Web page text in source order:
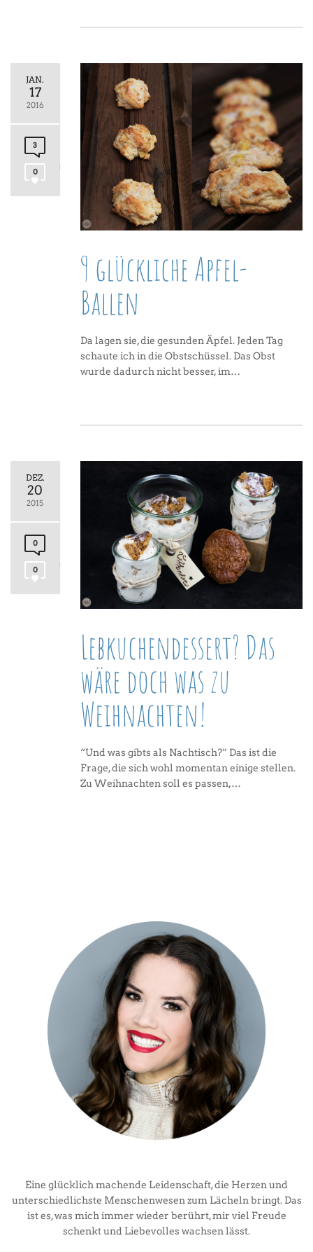
JAN.
17
2016
3
0
9 glückliche Apfel-
Ballen
Da lagen sie, die gesunden Äpfel. Jeden Tag
schaute ich in die Obstschüssel. Das Obst
wurde dadurch nicht besser, im…
DEZ.
20
2015
0
0
Lebkuchendessert? Das
wäre doch was zu
Weihnachten!
“Und was gibts als Nachtisch?” Das ist die
Frage, die sich wohl momentan einige stellen.
Zu Weihnachten soll es passen,…
Eine glücklich machende Leidenschaft, die Herzen und
unterschiedlichste Menschenwesen zum Lächeln bringt. Das
ist es, was mich immer wieder berührt, mir viel Freude
schenkt und Liebevolles wachsen lässt.